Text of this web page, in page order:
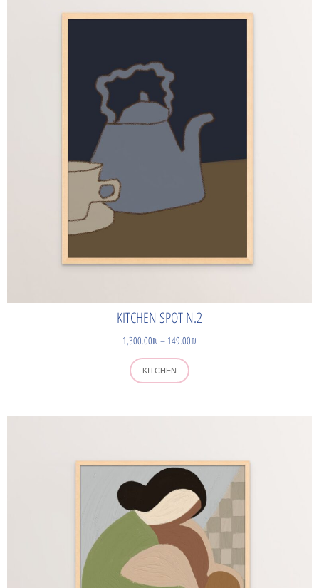
KITCHEN SPOT N.2
149.00₪
–
1,300.00₪
KITCHEN